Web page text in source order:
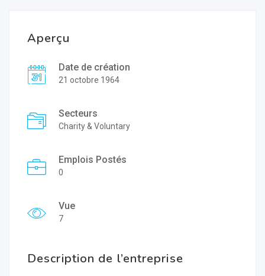
Aperçu
Date de création
21 octobre 1964
Secteurs
Charity & Voluntary
Emplois Postés
0
Vue
7
Description de l’entreprise